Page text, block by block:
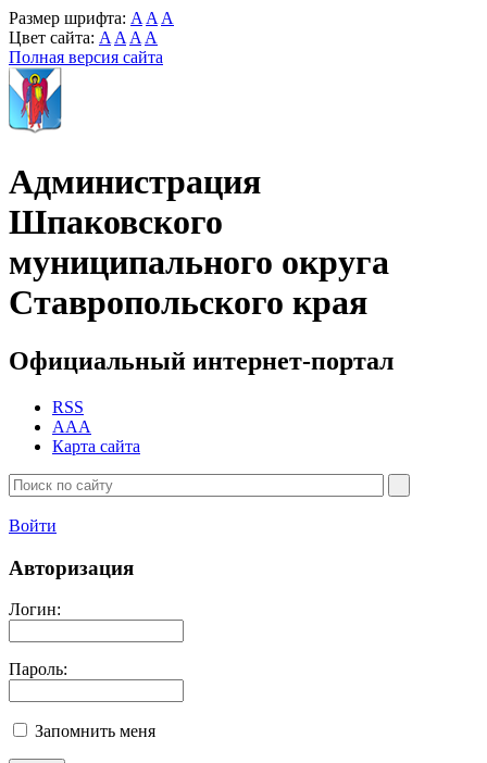
Размер шрифта: A A A
Цвет сайта: A A A A
Полная версия сайта
Администрация
Шпаковского
муниципального округа
Ставропольского края
Официальный интернет-портал
RSS
AAA
Карта сайта
Войти
Авторизация
Логин:
Пароль:
Запомнить меня